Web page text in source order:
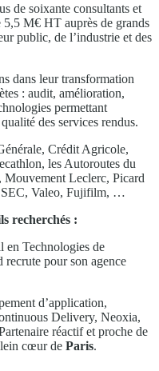
de soixante consultants et
5,5 M€ HT auprès de grands
public, de l’industrie et des
dans leur transformation
: audit, amélioration,
permettant
des services rendus.
Crédit Agricole,
les Autoroutes du
Leclerc, Picard
Valeo, Fujifilm, …
recherchés :
en Technologies de
pour son agence
d’application,
Delivery, Neoxia,
réactif et proche de
cœur de Paris.